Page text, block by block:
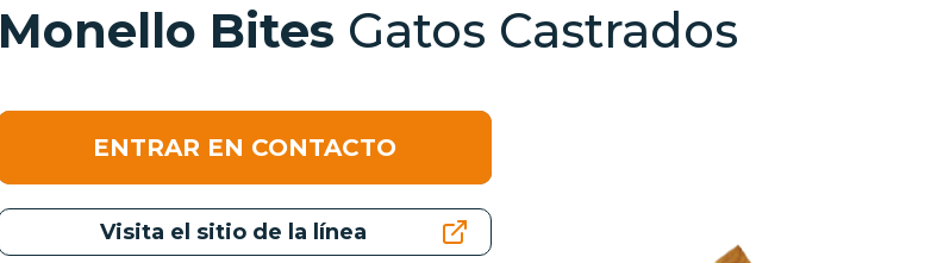
Monello Bites Gatos Castrados
ENTRAR EN CONTACTO
Visita el sitio de la línea